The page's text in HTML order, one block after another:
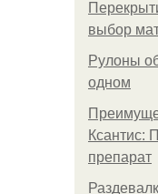
выбор
Рулоны
одном
Ксантис:
препарат